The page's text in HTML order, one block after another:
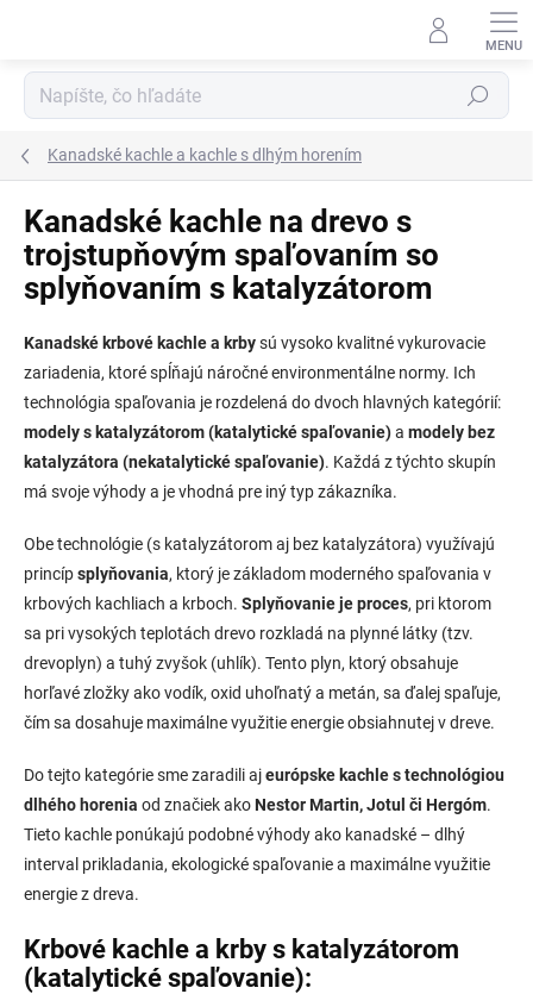
Hľadať
Kanadské kachle a kachle s dlhým horením
Kanadské kachle na drevo s
trojstupňovým spaľovaním so
splyňovaním s katalyzátorom
Kanadské krbové kachle a krbysú vysoko kvalitné vykurovacie
zariadenia, ktoré spĺňajú náročné environmentálne normy. Ich
technológia spaľovania je rozdelená do dvoch hlavných kategórií:
modely s katalyzátorom (katalytické spaľovanie)a modely bez
katalyzátora (nekatalytické spaľovanie). Každá z týchto skupín
má svoje výhody a je vhodná pre iný typ zákazníka.
Obe technológie (s katalyzátorom aj bez katalyzátora) využívajú
princípsplyňovania, ktorý je základom moderného spaľovania v
krbových kachliach a krboch. Splyňovanie je proces, pri ktorom
sa pri vysokých teplotách drevo rozkladá na plynné látky (tzv.
drevoplyn) a tuhý zvyšok (uhlík). Tento plyn, ktorý obsahuje
horľavé zložky ako vodík, oxid uhoľnatý a metán, sa ďalej spaľuje,
čím sa dosahuje maximálne využitie energie obsiahnutej v dreve.
Do tejto kategórie sme zaradili ajeurópske kachle s technológiou
dlhého horenia od značiek akoNestor Martin, Jotul či Hergóm.
Tieto kachle ponúkajú podobné výhody ako kanadské – dlhý
interval prikladania, ekologické spaľovanie a maximálne využitie
energie z dreva.
Krbové kachle a krby s katalyzátorom
(katalytické spaľovanie):